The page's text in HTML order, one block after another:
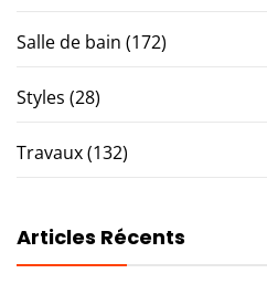
Salle de bain (172)
Styles (28)
Travaux(132)
Articles Récents